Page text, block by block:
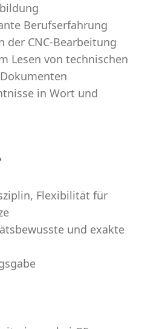
Berufserfahrung
der CNC-Bearbeitung
Lesen von technischen
in Wort und
Flexibilität für
und exakte